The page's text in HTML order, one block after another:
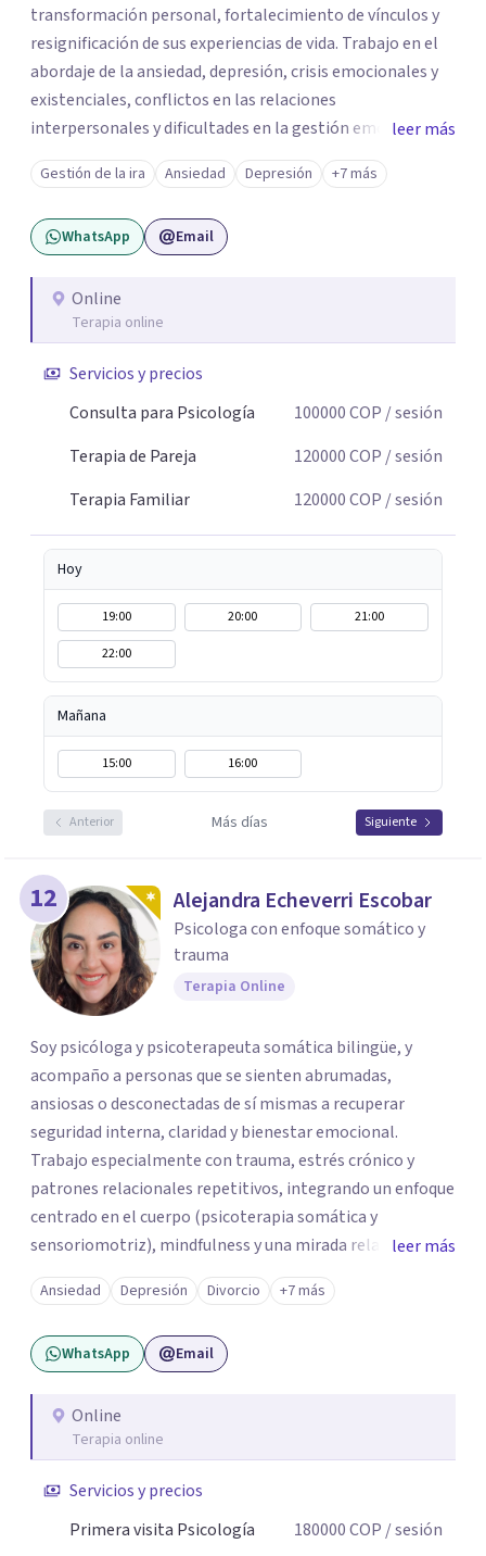
transformación personal, fortalecimiento de vínculos y
resignificación de sus experiencias de vida. Trabajo en el
abordaje de la ansiedad, depresión, crisis emocionales y
existenciales, conflictos en las relaciones
interpersonales y dificultades en la gestión emocional,
ofreciendo un espacio de escucha, comprensión y
acompañamiento terapéutico. Cada proceso terapéutico
es único. Por eso, en cada sesión se construye un espacio
seguro donde la palabra, las emociones y las experiencias
humana. A través del análisis y la reflexión conjunta,
buscamos identificar aquello que genera malestar o
historia personal, familiar o de pareja y promover
cambios que favorezcan el bienestar emocional y
comprenderse, transformarse y construir relaciones más
conscientes y saludables. Te espero para acompañarte en
leer más
Gestión de la ira Ansiedad Depresión +7 más
WhatsApp Email
Online
Terapia online
Servicios y precios
Consulta para Psicología
100000COP / sesión
Terapia de Pareja
120000COP / sesión
Terapia Familiar
120000COP / sesión
Hoy
19:00 20:00
21:00
22:00
Mañana
15:00 16:00
Anterior Más días Siguiente
12 Alejandra Echeverri Escobar
Psicologa con enfoque somático y
trauma
Terapia Online
Soy psicóloga y psicoterapeuta somática bilingüe, y
acompaño a personas que se sienten abrumadas,
ansiosas o desconectadas de sí mismas a recuperar
seguridad interna, claridad y bienestar emocional.
Trabajo especialmente con trauma, estrés crónico y
patrones relacionales repetitivos, integrando un enfoque
centrado en el cuerpo (psicoterapia somática y
sensoriomotriz), mindfulness y una mirada relacional y
psicodinámica. En terapia te ayudo a entender lo que te
pasa sin juicio, a regular tu sistema nervioso y a
desarrollar recursos concretos para sentirte más
presente, estable y en paz contigo. También tengo
lo que me permite abordar dinámicas profundas que
pueden estar influyendo en tu historia y tus vínculos
leer más
Ansiedad Depresión Divorcio +7 más
WhatsApp Email
Online
Terapia online
Servicios y precios
Primera visita Psicología
180000COP / sesión